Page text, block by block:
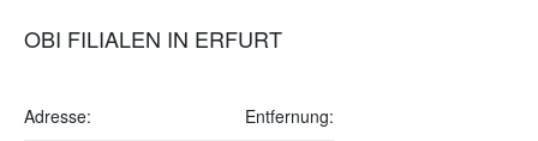
OBI FILIALEN IN ERFURT
Adresse: Entfernung: